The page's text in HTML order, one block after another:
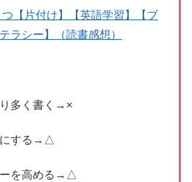
【片付け】【英語学習】【ブ
ラシー】（読書感想）
り多く書く→×
にする→△
ーを高める→△